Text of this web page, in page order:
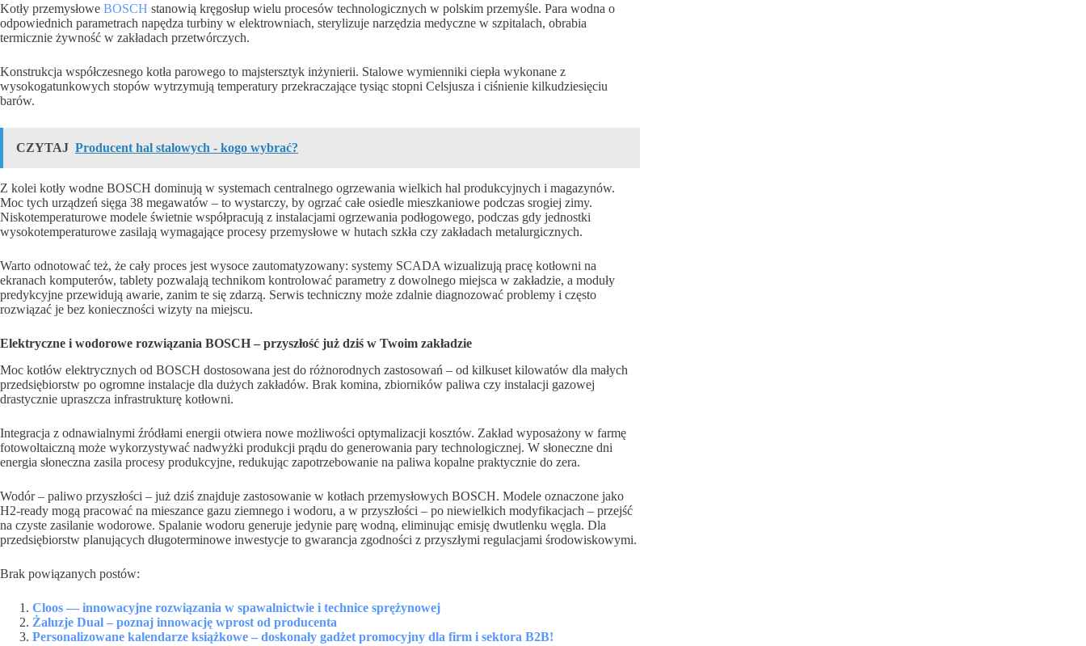
Kotły przemysłowe BOSCH stanowią kręgosłup wielu procesów technologicznych w polskim przemyśle. Para wodna o
odpowiednich parametrach napędza turbiny w elektrowniach, sterylizuje narzędzia medyczne w szpitalach, obrabia
termicznie żywność w zakładach przetwórczych.
Konstrukcja współczesnego kotła parowego to majstersztyk inżynierii. Stalowe wymienniki ciepła wykonane z
wysokogatunkowych stopów wytrzymują temperatury przekraczające tysiąc stopni Celsjusza i ciśnienie kilkudziesięciu
barów.
CZYTAJ Producent hal stalowych - kogo wybrać?
Z kolei kotły wodne BOSCH dominują w systemach centralnego ogrzewania wielkich hal produkcyjnych i magazynów.
Moc tych urządzeń sięga 38 megawatów – to wystarczy, by ogrzać całe osiedle mieszkaniowe podczas srogiej zimy.
Niskotemperaturowe modele świetnie współpracują z instalacjami ogrzewania podłogowego, podczas gdy jednostki
wysokotemperaturowe zasilają wymagające procesy przemysłowe w hutach szkła czy zakładach metalurgicznych.
Warto odnotować też, że cały proces jest wysoce zautomatyzowany: systemy SCADA wizualizują pracę kotłowni na
ekranach komputerów, tablety pozwalają technikom kontrolować parametry z dowolnego miejsca w zakładzie, a moduły
predykcyjne przewidują awarie, zanim te się zdarzą. Serwis techniczny może zdalnie diagnozować problemy i często
rozwiązać je bez konieczności wizyty na miejscu.
Elektryczne i wodorowe rozwiązania BOSCH – przyszłość już dziś w Twoim zakładzie
Moc kotłów elektrycznych od BOSCH dostosowana jest do różnorodnych zastosowań – od kilkuset kilowatów dla małych
przedsiębiorstw po ogromne instalacje dla dużych zakładów. Brak komina, zbiorników paliwa czy instalacji gazowej
drastycznie upraszcza infrastrukturę kotłowni.
Integracja z odnawialnymi źródłami energii otwiera nowe możliwości optymalizacji kosztów. Zakład wyposażony w farmę
fotowoltaiczną może wykorzystywać nadwyżki produkcji prądu do generowania pary technologicznej. W słoneczne dni
energia słoneczna zasila procesy produkcyjne, redukując zapotrzebowanie na paliwa kopalne praktycznie do zera.
Wodór – paliwo przyszłości – już dziś znajduje zastosowanie w kotłach przemysłowych BOSCH. Modele oznaczone jako
H2-ready mogą pracować na mieszance gazu ziemnego i wodoru, a w przyszłości – po niewielkich modyfikacjach – przejść
na czyste zasilanie wodorowe. Spalanie wodoru generuje jedynie parę wodną, eliminując emisję dwutlenku węgla. Dla
przedsiębiorstw planujących długoterminowe inwestycje to gwarancja zgodności z przyszłymi regulacjami środowiskowymi.
Brak powiązanych postów:
Cloos — innowacyjne rozwiązania w spawalnictwie i technice sprężynowej
Żaluzje Dual – poznaj innowację wprost od producenta
Personalizowane kalendarze książkowe – doskonały gadżet promocyjny dla firm i sektora B2B!